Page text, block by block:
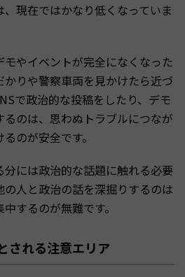
現在ではかなり低くなっていま
やイベントが完全になくなった
りや警察車両を見かけたら近づ
で政治的な投稿をしたり、デモ
のは、思わぬトラブルにつなが
のが安全です。
には政治的な話題に触れる必要
人と政治の話を深掘りするのは
するのが無難です。
される注意エリア